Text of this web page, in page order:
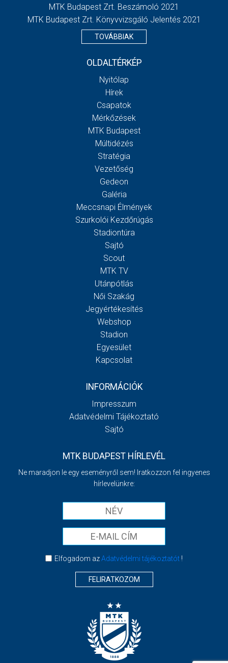
MTK Budapest Zrt. Beszámoló 2021
MTK Budapest Zrt. Könyvvizsgáló Jelentés 2021
TOVÁBBIAK
OLDALTÉRKÉP
Nyitólap
Hírek
Csapatok
Mérkőzések
MTK Budapest
Múltidézés
Stratégia
Vezetőség
Gedeon
Galéria
Meccsnapi Élmények
Szurkolói Kezdőrúgás
Stadiontúra
Sajtó
Scout
MTK TV
Utánpótlás
Női Szakág
Jegyértékesítés
Webshop
Stadion
Egyesület
Kapcsolat
INFORMÁCIÓK
Impresszum
Adatvédelmi Tájékoztató
Sajtó
MTK BUDAPEST HÍRLEVÉL
Ne maradjon le egy eseményről sem! Iratkozzon fel ingyenes
hírlevelünkre:
Elfogadom azAdatvédelmi tájékoztatót!
FELIRATKOZOM